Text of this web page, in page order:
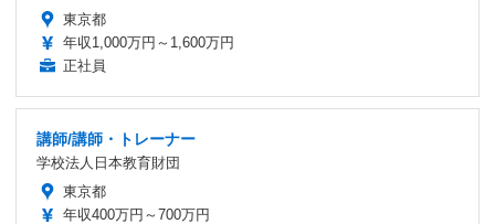
東京都
年収1,000万円～1,600万円
正社員
講師/講師・トレーナー
学校法人日本教育財団
東京都
年収400万円～700万円